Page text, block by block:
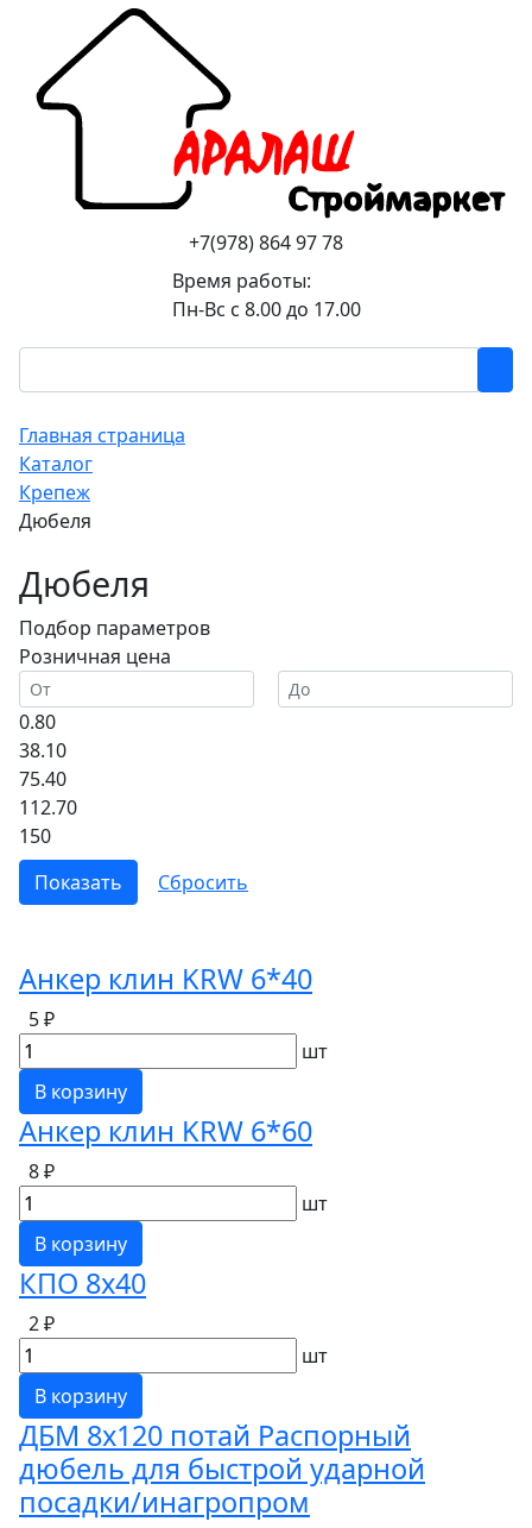
+7(978) 864 97 78
Время работы:
Пн-Вс с 8.00 до 17.00
Главная страница
Каталог
Крепеж
Дюбеля
Дюбеля
Подбор параметров
Розничная цена
0.80
38.10
75.40
112.70
150
Анкер клин KRW 6*40
5 ₽
шт
В корзину
Анкер клин KRW 6*60
8 ₽
шт
В корзину
КПО 8х40
2 ₽
шт
В корзину
ДБМ 8х120 потай Распорный
дюбель для быстрой ударной
посадки/инагропром